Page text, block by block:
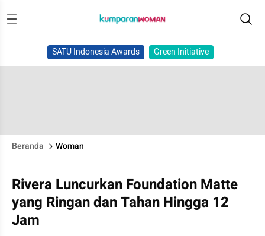
SATU Indonesia Awards Green Initiative
Beranda Woman
Rivera Luncurkan Foundation Matte
yang Ringan dan Tahan Hingga 12
Jam